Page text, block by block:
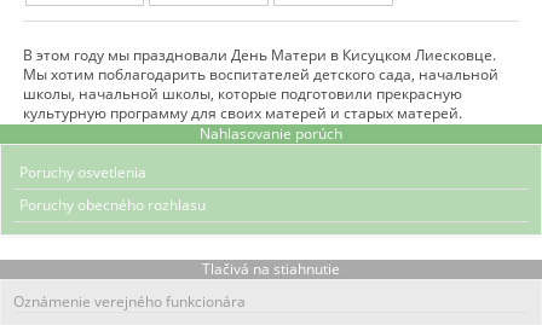
В этом году мы праздновали День Матери в Кисуцком Лиесковце.
Мы хотим поблагодарить воспитателей детского сада, начальной
школы, начальной школы, которые подготовили прекрасную
культурную программу для своих матерей и старых матерей.
Nahlasovanie porúch
Poruchy osvetlenia
Poruchy obecného rozhlasu
Tlačivá na stiahnutie
Oznámenie verejného funkcionára